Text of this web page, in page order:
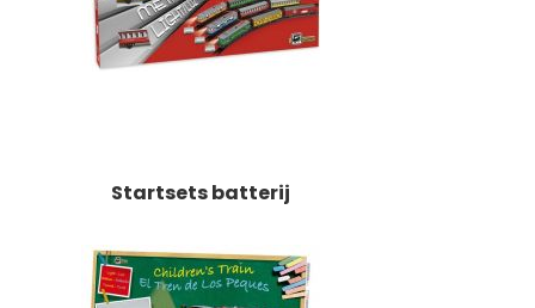
Startsets batterij